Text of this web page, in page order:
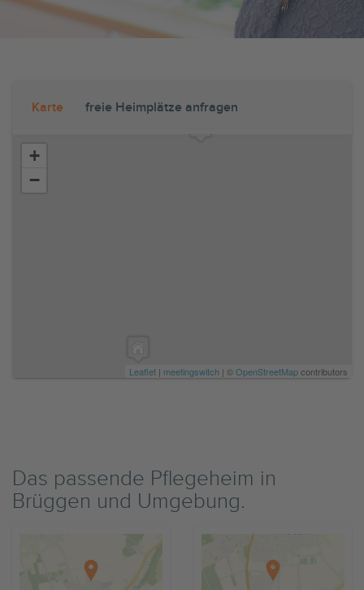
Karte freie Heimplätze anfragen
+
−
Leaflet | meetingswitch | ©OpenStreetMapcontributors
Das passende Pflegeheim in
Brüggen und Umgebung.